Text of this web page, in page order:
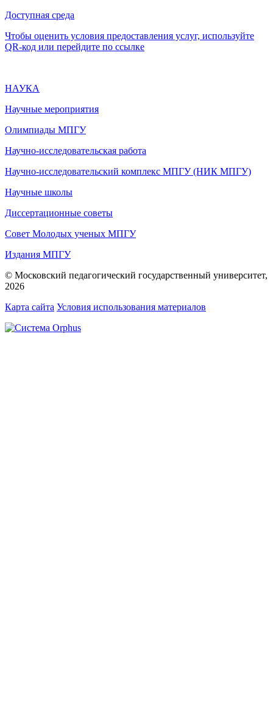
Доступная среда
Чтобы оценить условия предоставления услуг, используйте
QR-код или перейдите по ссылке
НАУКА
Научные мероприятия
Олимпиады МПГУ
Научно-исследовательская работа
Научно-исследовательский комплекс МПГУ (НИК МПГУ)
Научные школы
Диссертационные советы
Совет Молодых ученых МПГУ
Издания МПГУ
© Московский педагогический государственный университет,
2026
Карта сайта Условия использования материалов